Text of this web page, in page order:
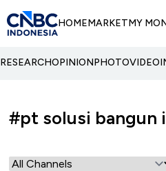
HOMEMARKETMY
RESEARCHOPINIONPHOTOVIDEO
#pt solusi bangun